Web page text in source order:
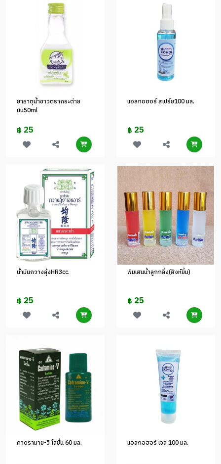
ยาธาตุน้ำขาวตรากระต่าย
บิน50ml
฿ 25
แอลกอฮอร์ สเปร์ย100 มล.
฿ 25
น้ำมันกวางลุ้งHR3cc.
฿ 25
พิมเสนน้ำลูกกลิ้ง(สิงห์ยิ้ม)
฿ 25
คาดรามาย-วี โลชั่น 60 มล. แอลกอฮอร์ เจล 100 มล.